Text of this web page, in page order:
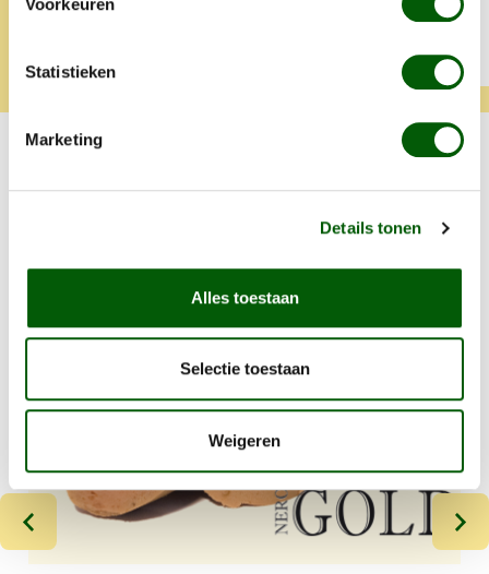
Statistieken
Marketing
Details tonen
Alles toestaan
Selectie toestaan
Weigeren
Eend